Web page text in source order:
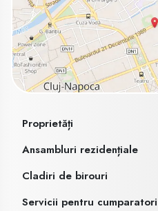
Proprietăți
Ansambluri rezidențiale
Cladiri de birouri
Servicii pentru cumparatori